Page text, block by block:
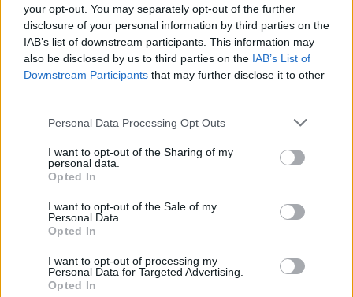
your opt-out. You may separately opt-out of the further
disclosure of your personal information by third parties on the
IAB’s list of downstream participants. This information may
also be disclosed by us to third parties on the IAB’s List of
Downstream Participants that may further disclose it to other
Personal Data Processing Opt Outs
I want to opt-out of the Sharing of my
personal data.
Opted In
I want to opt-out of the Sale of my
Personal Data.
Opted In
I want to opt-out of processing my
Personal Data for Targeted Advertising.
Opted In